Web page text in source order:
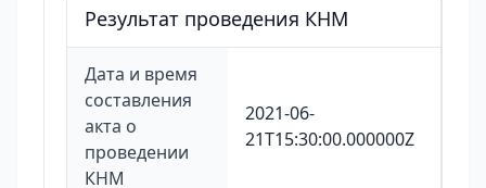
Результат проведения КНМ
Дата и время
составления
акта о
проведении
КНМ
2021-06-
21T15:30:00.000000Z